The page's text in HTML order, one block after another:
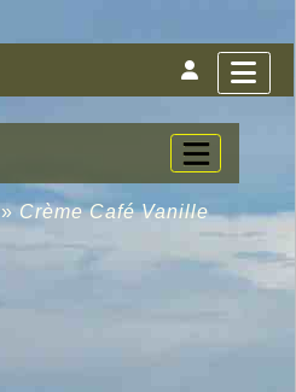
»Crème Café Vanille